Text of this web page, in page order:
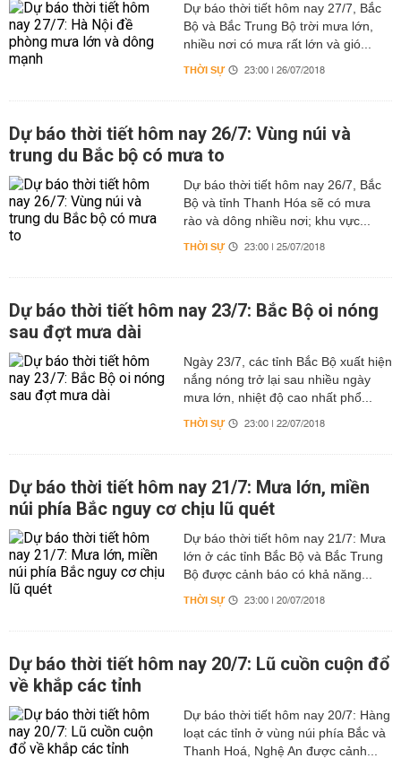
Dự báo thời tiết hôm nay 27/7, Bắc
Bộ và Bắc Trung Bộ trời mưa lớn,
nhiều nơi có mưa rất lớn và gió...
THỜI SỰ 23:00 | 26/07/2018
Dự báo thời tiết hôm nay 26/7: Vùng núi và
trung du Bắc bộ có mưa to
Dự báo thời tiết hôm nay 26/7, Bắc
Bộ và tỉnh Thanh Hóa sẽ có mưa
rào và dông nhiều nơi; khu vực...
THỜI SỰ 23:00 | 25/07/2018
Dự báo thời tiết hôm nay 23/7: Bắc Bộ oi nóng
sau đợt mưa dài
Ngày 23/7, các tỉnh Bắc Bộ xuất hiện
nắng nóng trở lại sau nhiều ngày
mưa lớn, nhiệt độ cao nhất phổ...
THỜI SỰ 23:00 | 22/07/2018
Dự báo thời tiết hôm nay 21/7: Mưa lớn, miền
núi phía Bắc nguy cơ chịu lũ quét
Dự báo thời tiết hôm nay 21/7: Mưa
lớn ở các tỉnh Bắc Bộ và Bắc Trung
Bộ được cảnh báo có khả năng...
THỜI SỰ 23:00 | 20/07/2018
Dự báo thời tiết hôm nay 20/7: Lũ cuồn cuộn đổ
về khắp các tỉnh
Dự báo thời tiết hôm nay 20/7: Hàng
loạt các tỉnh ở vùng núi phía Bắc và
Thanh Hoá, Nghệ An được cảnh...